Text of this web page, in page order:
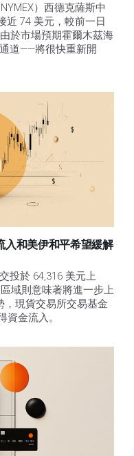
）西德克薩斯中
近 74 美元，較前一日
於市場預期霍爾木茲海
道——將很快重新開
入和美伊和平希望緩解
投於 64,316 美元上
域則意味著將進一步上
，現貨交易所交易基金
資金流入。